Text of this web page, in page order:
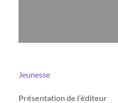
Jeunesse
Présentation de l’éditeur